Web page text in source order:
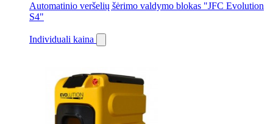
Automatinio veršelių šėrimo valdymo blokas "JFC Evolution
S4"
Individuali kaina